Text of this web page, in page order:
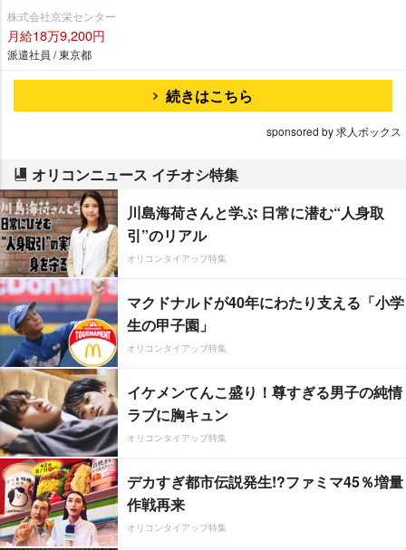
株式会社京栄センター
月給18万9,200円
派遣社員 / 東京都
続きはこちら
sponsored by 求人ボックス
オリコンニュース イチオシ特集
川島海荷さんと学ぶ 日常に潜む“人身取
引”のリアル
オリコンタイアップ特集
マクドナルドが40年にわたり支える「小学
生の甲子園」
オリコンタイアップ特集
イケメンてんこ盛り！尊すぎる男子の純情
ラブに胸キュン
オリコンタイアップ特集
デカすぎ都市伝説発生!?ファミマ45％増量
作戦再来
オリコンタイアップ特集